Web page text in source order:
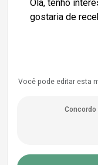
Você pode editar esta